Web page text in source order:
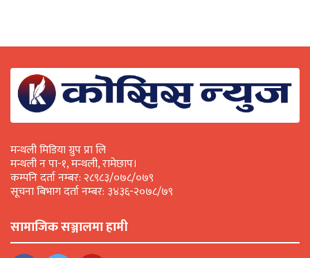
मन्थली मिडिया ग्रुप प्रा लि
मन्थली न पा-१, मन्थली, रामेछाप।
कम्पनि दर्ता नम्बर: २८९८३/०७८/०७९
सूचना बिभाग दर्ता नम्बर: ३४३६-२०७८/७९
सामाजिक सञ्जालमा हामी